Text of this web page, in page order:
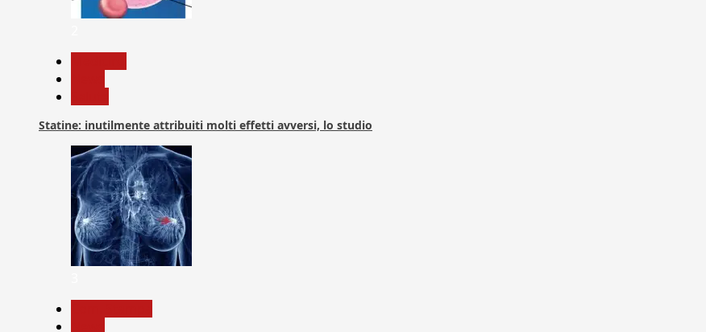
Statine: inutilmente attribuiti molti effetti avversi, lo studio